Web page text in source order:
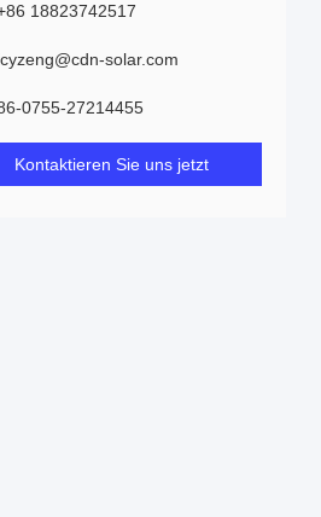
18823742517
solar.com
0755-27214455
Kontaktieren Sie uns jetzt